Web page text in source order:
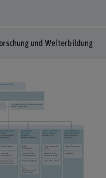
und Weiterbildung